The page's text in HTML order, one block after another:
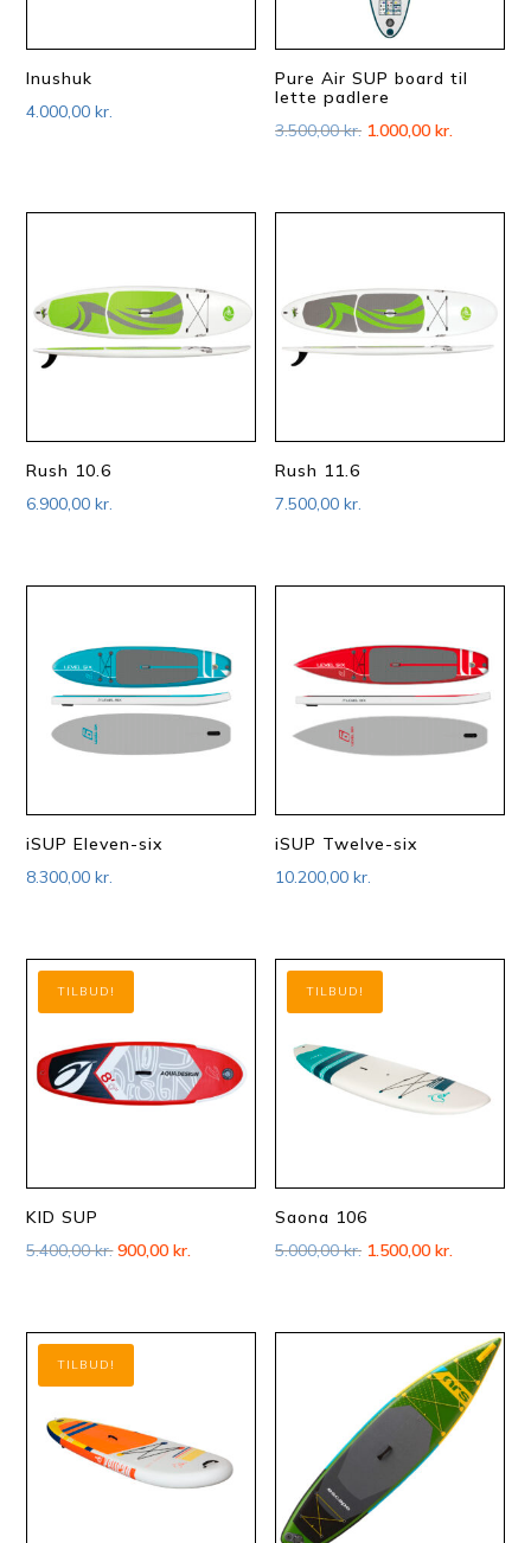
Inushuk
4.000,00kr.
Pure Air SUP board til
lette padlere
3.500,00kr. Den
1.000,00kr.
Rush 10.6
6.900,00kr.
Rush 11.6
7.500,00kr.
iSUP Eleven-six
8.300,00kr.
iSUP Twelve-six
10.200,00kr.
TILBUD!
KID SUP
5.400,00kr.Den
var:
900,00kr.
TILBUD!
Saona 106
5.000,00kr. Den
5.000,00 kr..
1.500,00kr.
1.500,00
TILBUD!